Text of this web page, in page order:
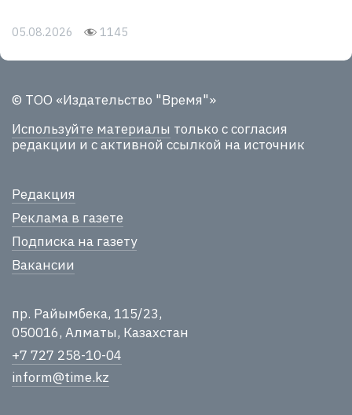
05.08.2026 1145
© ТОО «Издательство "Время"»
Используйте материалы только с согласия
редакции и с активной ссылкой на источник
Редакция
Реклама в газете
Подписка на газету
Вакансии
пр. Райымбека, 115/23,
050016, Алматы, Казахстан
+7 727 258-10-04
inform@time.kz